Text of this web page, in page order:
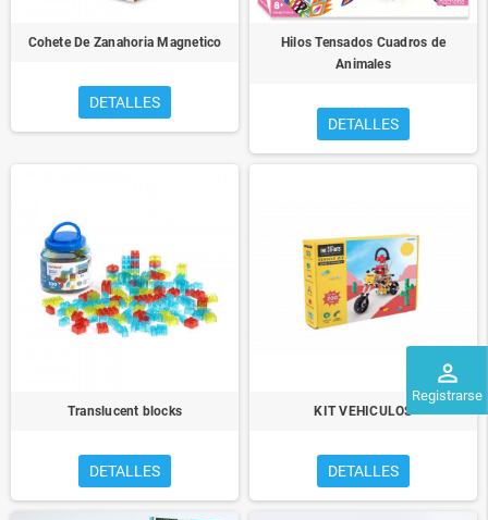
perm_identity
Registrarse
Cohete De Zanahoria Magnetico
DETALLES
Hilos Tensados Cuadros de
Animales
DETALLES
Translucent blocks
DETALLES
KIT VEHICULOS
DETALLES